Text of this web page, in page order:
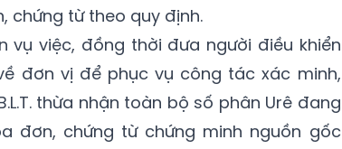
chứng từ theo quy định.
vụ việc, đồng thời đưa người điều khiển
đơn vị để phục vụ công tác xác minh,
thừa nhận toàn bộ số phân Urê đang
đơn, chứng từ chứng minh nguồn gốc